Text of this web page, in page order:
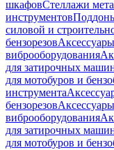
шкафовСтеллажи
инструментов
силовой и
бензорезов
виброоборудования
для затирочных
для мотобуров и
инструмента
бензорезов
виброоборудования
для затирочных
для мотобуров и